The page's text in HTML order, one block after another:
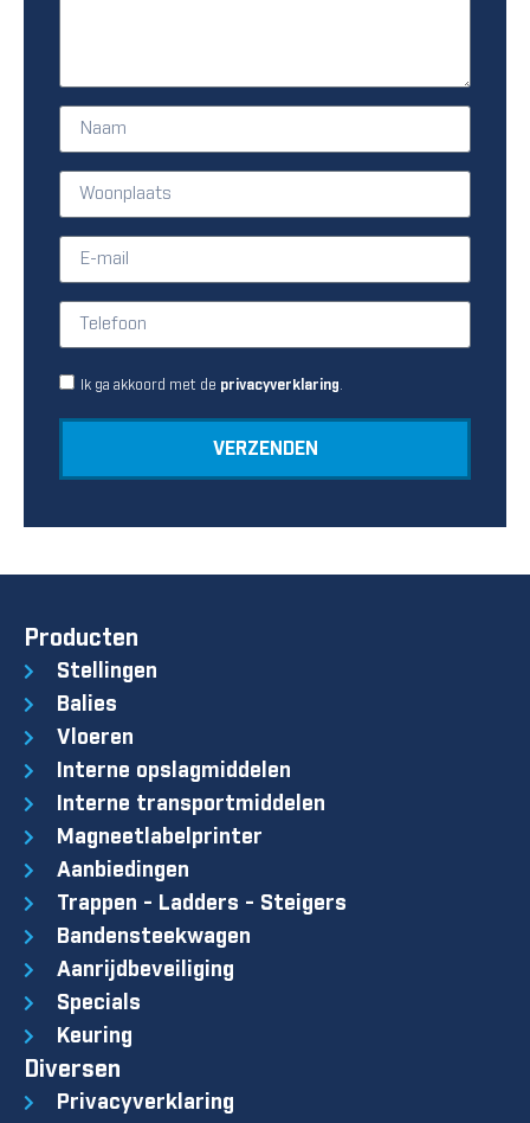
Ik ga akkoord met de privacyverklaring
VERZENDEN
Producten
Stellingen
Balies
Vloeren
Interne opslagmiddelen
Interne transportmiddelen
Magneetlabelprinter
Aanbiedingen
Trappen - Ladders - Steigers
Bandensteekwagen
Aanrijdbeveiliging
Specials
Keuring
Diversen
Privacyverklaring